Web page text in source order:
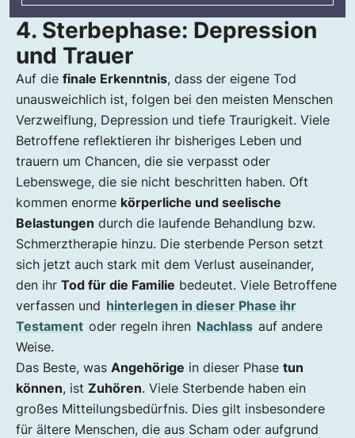
4. Sterbephase: Depression
und Trauer
Auf die finale Erkenntnis, dass der eigene Tod
unausweichlich ist, folgen bei den meisten Menschen
Verzweiflung, Depression und tiefe Traurigkeit. Viele
Betroffene reflektieren ihr bisheriges Leben und
trauern um Chancen, die sie verpasst oder
Lebenswege, die sie nicht beschritten haben. Oft
kommen enorme körperliche und seelische
Belastungen durch die laufende Behandlung bzw.
Schmerztherapie hinzu. Die sterbende Person setzt
sich jetzt auch stark mit dem Verlust auseinander,
den ihr Tod für die Familie bedeutet. Viele Betroffene
verfassen und hinterlegen in dieser Phase ihr
Testament oder regeln ihren Nachlass auf andere
Weise.
Das Beste, was Angehörige in dieser Phase tun
können, ist Zuhören. Viele Sterbende haben ein
großes Mitteilungsbedürfnis. Dies gilt insbesondere
für ältere Menschen, die aus Scham oder aufgrund